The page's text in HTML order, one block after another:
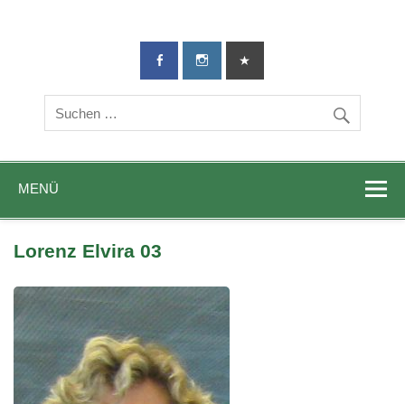
TG-Geislingen
DIE Sportadresse in Geislingen!
MENÜ
Lorenz Elvira 03